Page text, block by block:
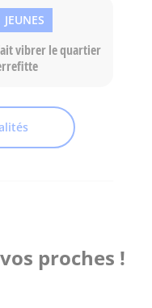
JEUNES
vibrer le quartier
proches !